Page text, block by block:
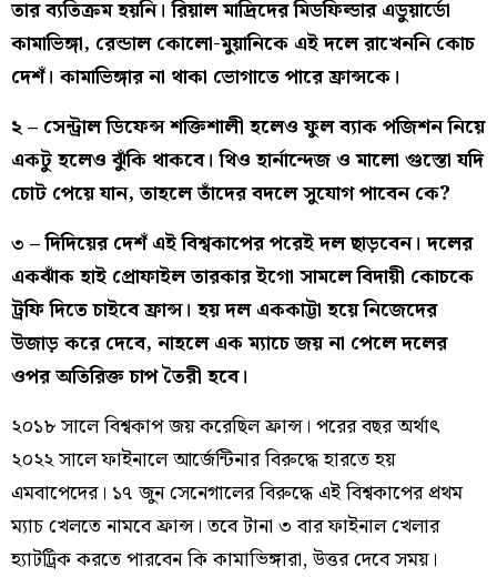
তার ব্যতিক্রম হয়নি। রিয়াল মাদ্রিদের মিডফিল্ডার এডুয়ার্ডো
কামাভিঙ্গা, রেন্ডাল কোলো-মুয়ানিকে এই দলে রাখেননি কোচ
দেশঁ। কামাভিঙ্গার না থাকা ভোগাতে পারে ফ্রান্সকে।
২ – সেন্ট্রাল ডিফেন্স শক্তিশালী হলেও ফুল ব্যাক পজিশন নিয়ে
একটু হলেও ঝুঁকি থাকবে। থিও হার্নান্দেজ ও মালো গুস্তো যদি
চোট পেয়ে যান, তাহলে তাঁদের বদলে সুযোগ পাবেন কে?
৩ – দিদিয়ের দেশঁ এই বিশ্বকাপের পরেই দল ছাড়বেন। দলের
একঝাঁক হাই প্রোফাইল তারকার ইগো সামলে বিদায়ী কোচকে
ট্রফি দিতে চাইবে ফ্রান্স। হয় দল এককাট্টা হয়ে নিজেদের
উজাড় করে দেবে, নাহলে এক ম্যাচে জয় না পেলে দলের
ওপর অতিরিক্ত চাপ তৈরী হবে।
২০১৮ সালে বিশ্বকাপ জয় করেছিল ফ্রান্স। পরের বছর অর্থাৎ
২০২২ সালে ফাইনালে আর্জেন্টিনার বিরুদ্ধে হারতে হয়
এমবাপেদের। ১৭ জুন সেনেগালের বিরুদ্ধে এই বিশ্বকাপের প্রথম
ম্যাচ খেলতে নামবে ফ্রান্স। তবে টানা ৩ বার ফাইনাল খেলার
হ্যাটট্রিক করতে পারবেন কি কামাভিঙ্গারা, উত্তর দেবে সময়।